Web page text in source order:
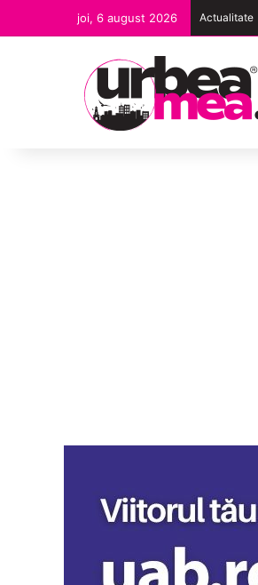
joi, 6 august 2026 Actualitate